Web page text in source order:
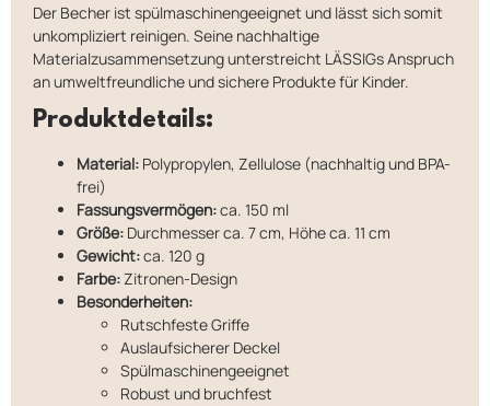
Der Becher ist spülmaschinengeeignet und lässt sich somit
unkompliziert reinigen. Seine nachhaltige
Materialzusammensetzung unterstreicht LÄSSIGs Anspruch
an umweltfreundliche und sichere Produkte für Kinder.
Produktdetails:
Material: Polypropylen, Zellulose (nachhaltig und BPA-
frei)
Fassungsvermögen:ca. 150 ml
Größe: Durchmesser ca. 7 cm, Höhe ca. 11 cm
Gewicht:ca. 120 g
Farbe:Zitronen-Design
Besonderheiten:
Rutschfeste Griffe
Auslaufsicherer Deckel
Spülmaschinengeeignet
Robust und bruchfest